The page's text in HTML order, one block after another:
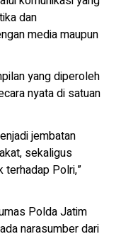
dan
media maupun
yang diperoleh
nyata di satuan
jembatan
sekaligus
terhadap Polri,”
Polda Jatim
narasumber dari